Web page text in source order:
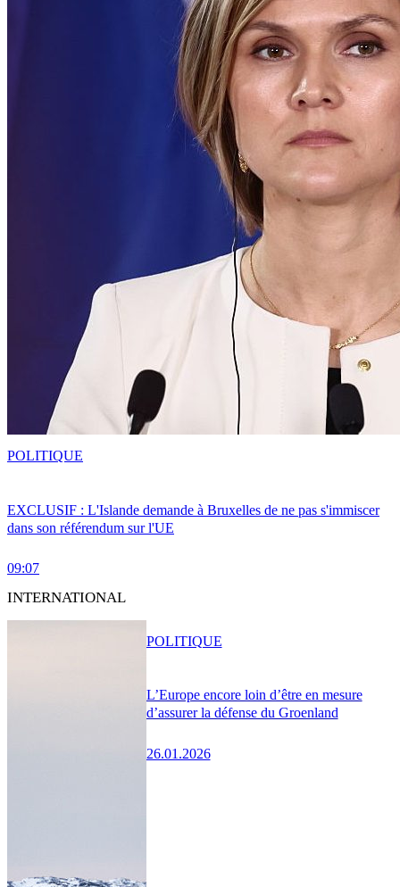
EXCLUSIF : L'Islande demande à Bruxelles de ne pas s'immiscer
dans son référendum sur l'UE
09:07
POLITIQUE
INTERNATIONAL
L’Europe encore loin d’être en mesure
d’assurer la défense du Groenland
26.01.2026
POLITIQUE